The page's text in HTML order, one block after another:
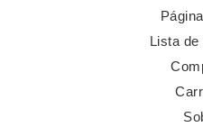
Lista de